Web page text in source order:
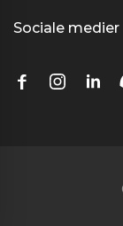
Sociale medier